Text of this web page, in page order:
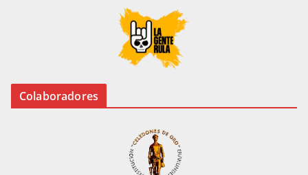
Colaboradores